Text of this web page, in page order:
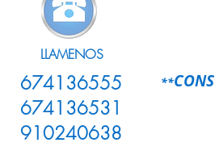
LLAMENOS
674136555
674136531
910240638
**